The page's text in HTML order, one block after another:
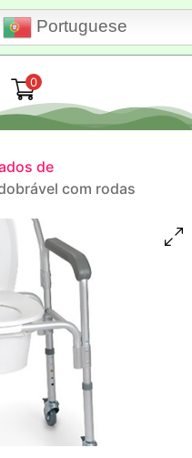
Portuguese
0
de
com rodas